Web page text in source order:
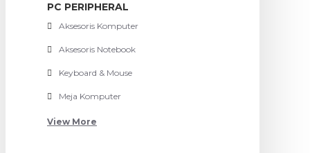
PC PERIPHERAL
Aksesoris Komputer
Aksesoris Notebook
Keyboard & Mouse
Meja Komputer
View More